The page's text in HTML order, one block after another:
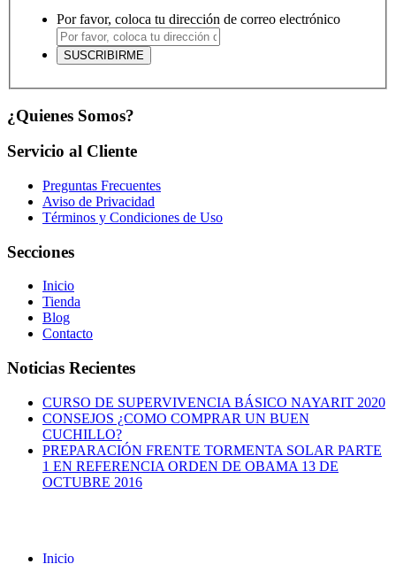
Por favor, coloca tu dirección de correo electrónico
¿Quienes Somos?
Servicio al Cliente
Preguntas Frecuentes
Aviso de Privacidad
Términos y Condiciones de Uso
Secciones
Inicio
Tienda
Blog
Contacto
Noticias Recientes
CURSO DE SUPERVIVENCIA BÁSICO NAYARIT 2020
CONSEJOS ¿COMO COMPRAR UN BUEN
CUCHILLO?
PREPARACIÓN FRENTE TORMENTA SOLAR PARTE
1 EN REFERENCIA ORDEN DE OBAMA 13 DE
OCTUBRE 2016
Inicio